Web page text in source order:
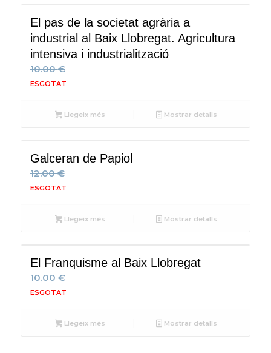
El pas de la societat agrària a
industrial al Baix Llobregat. Agricultura
intensiva i industrialització
10.00€
Llegeix més Mostrar detalls
Galceran de Papiol
12.00€
Llegeix més Mostrar detalls
El Franquisme al Baix Llobregat
10.00€
Llegeix més Mostrar detalls